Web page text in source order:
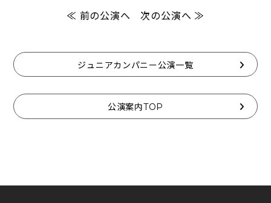
≪ 前の公演へ 次の公演へ ≫
ジュニアカンパニー公演一覧
公演案内TOP